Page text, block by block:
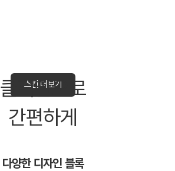
스킨 더보기
클릭만으로
간편하게
다양한 디자인 블록